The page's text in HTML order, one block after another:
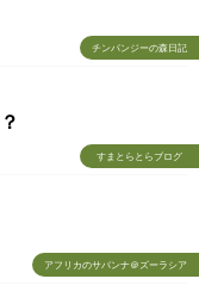
チンパンジーの森日記
すまとらとらブログ
アフリカのサバンナ＠ズーラシア